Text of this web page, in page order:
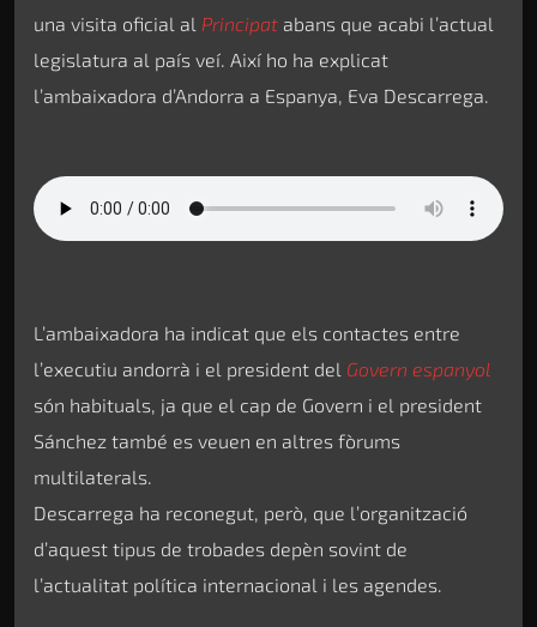
una visita oficial al Principat abans que acabi l’actual
legislatura al país veí. Així ho ha explicat
l’ambaixadora d’Andorra a Espanya, Eva Descarrega.
L’ambaixadora ha indicat que els contactes entre
l’executiu andorrà i el president del Govern espanyol
són habituals, ja que el cap de Govern i el president
Sánchez també es veuen en altres fòrums
multilaterals.
Descarrega ha reconegut, però, que l’organització
d’aquest tipus de trobades depèn sovint de
l’actualitat política internacional i les agendes.